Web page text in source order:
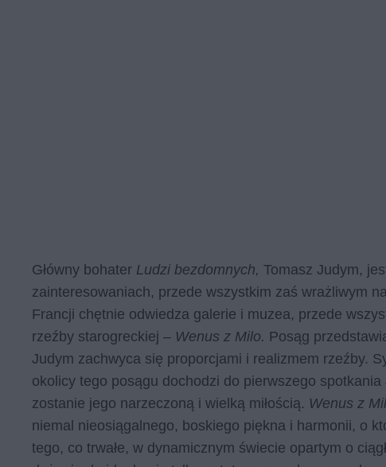
Główny bohater Ludzi bezdomnych, Tomasz Judym,
zainteresowaniach, przede wszystkim zaś wrażliwym
Francji chętnie odwiedza galerie i muzea, przede
rzeźby starogreckiej – Wenus z Milo. Posąg
Judym zachwyca się proporcjami i realizmem rzeźby.
okolicy tego posągu dochodzi do pierwszego spotkania
zostanie jego narzeczoną i wielką miłością. Wenus z
niemal nieosiągalnego, boskiego piękna i harmonii, o
tego, co trwałe, w dynamicznym świecie opartym o